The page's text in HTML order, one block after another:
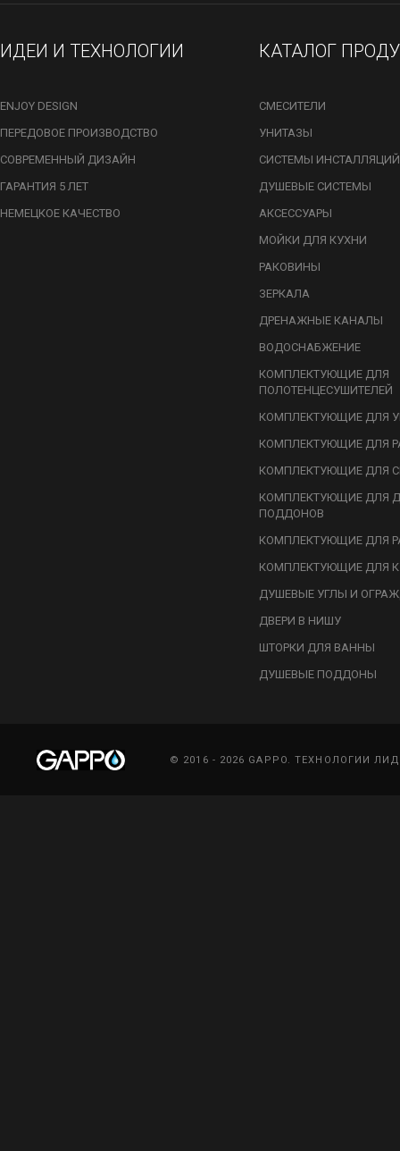
ИДЕИ И ТЕХНОЛОГИИ
ENJOY DESIGN
ПЕРЕДОВОЕ ПРОИЗВОДСТВО
СОВРЕМЕННЫЙ ДИЗАЙН
ГАРАНТИЯ 5 ЛЕТ
НЕМЕЦКОЕ КАЧЕСТВО
КАТАЛОГ
СМЕСИТЕЛИ
УНИТАЗЫ
СИСТЕМЫ ИНСТАЛЛЯЦИЙ
ДУШЕВЫЕ СИСТЕМЫ
АКСЕССУАРЫ
МОЙКИ ДЛЯ КУХНИ
РАКОВИНЫ
ЗЕРКАЛА
ДРЕНАЖНЫЕ КАНАЛЫ
ВОДОСНАБЖЕНИЕ
КОМПЛЕКТУЮЩИЕ ДЛЯ
ПОЛОТЕНЦЕСУШИТЕЛЕЙ
КОМПЛЕКТУЮЩИЕ ДЛЯ
КОМПЛЕКТУЮЩИЕ ДЛЯ
КОМПЛЕКТУЮЩИЕ ДЛЯ
КОМПЛЕКТУЮЩИЕ ДЛЯ
ПОДДОНОВ
КОМПЛЕКТУЮЩИЕ ДЛЯ
КОМПЛЕКТУЮЩИЕ ДЛЯ
ДУШЕВЫЕ УГЛЫ И
ДВЕРИ В НИШУ
ШТОРКИ ДЛЯ ВАННЫ
ДУШЕВЫЕ ПОДДОНЫ
© 2016 - 2026 GAPPO. ТЕХНОЛОГИИ